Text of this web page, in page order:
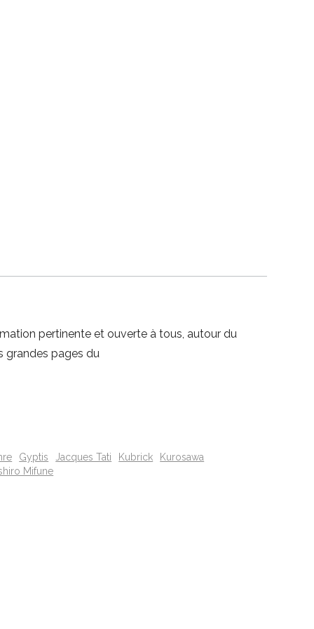
pertinente et ouverte à tous, autour du
grandes pages du
Gyptis Jacques Tati Kubrick
Kurosawa
Mifune